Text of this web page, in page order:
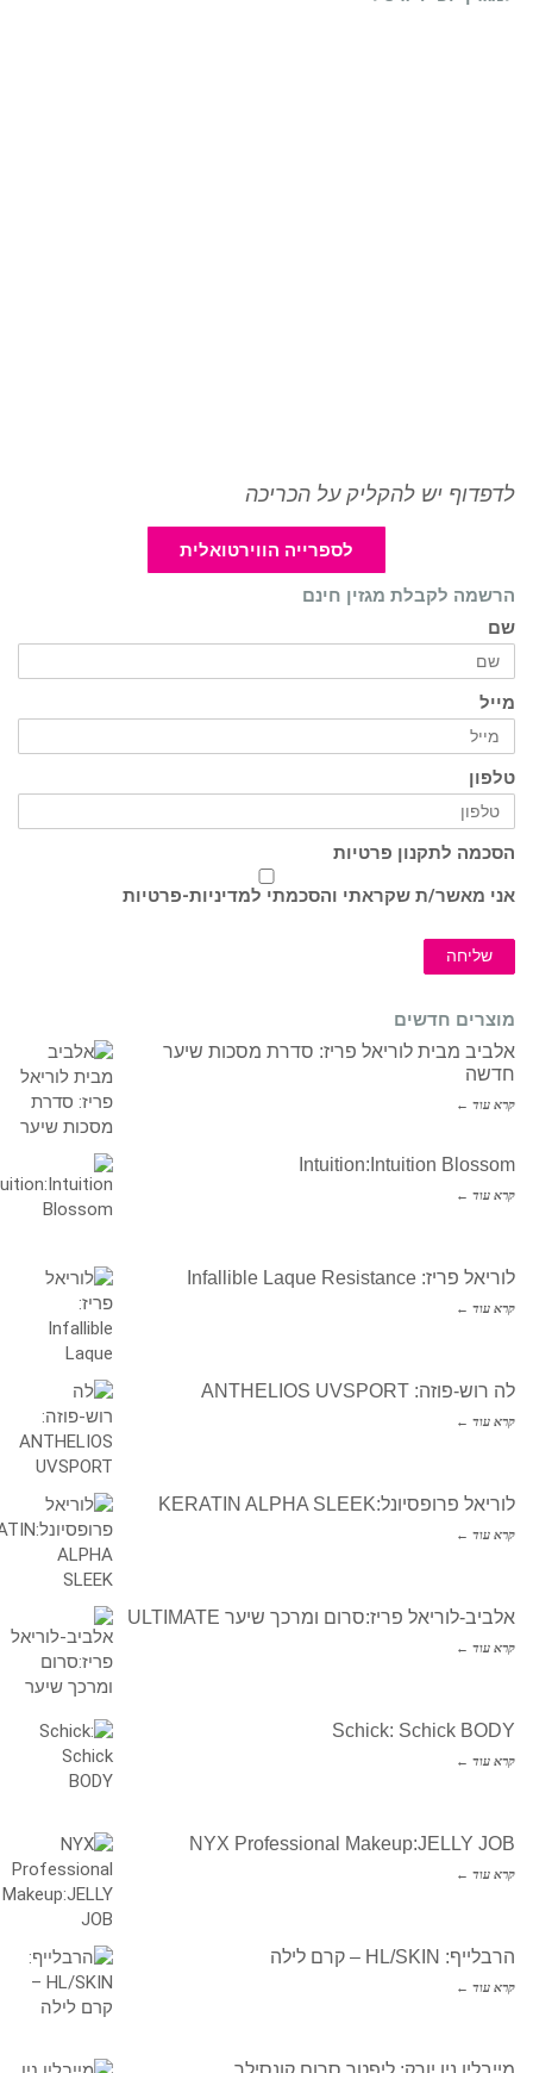
לדפדוף יש להקליק על הכריכה
לספרייה הווירטואלית
הרשמה לקבלת מגזין חינם
שם
מייל
טלפון
הסכמה לתקנון פרטיות
אני מאשר/ת שקראתי והסכמתי למדיניות-פרטיות
שליחה
מוצרים חדשים
אלביב מבית לוריאל פריז: סדרת מסכות שיער
חדשה
קרא עוד ←
Intuition:Intuition Blossom
קרא עוד ←
לוריאל פריז: Infallible Laque Resistance
קרא עוד ←
לה רוש-פוזה: ANTHELIOS UVSPORT
קרא עוד ←
לוריאל פרופסיונל:KERATIN ALPHA SLEEK
קרא עוד ←
אלביב-לוריאל פריז:סרום ומרכך שיער ULTIMATE
קרא עוד ←
Schick: Schick BODY
קרא עוד ←
NYX Professional Makeup:JELLY JOB
קרא עוד ←
הרבלייף: HL/SKIN – קרם לילה
קרא עוד ←